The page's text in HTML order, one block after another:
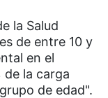
la Salud
de entre 10 y
en el
de la carga
de edad".